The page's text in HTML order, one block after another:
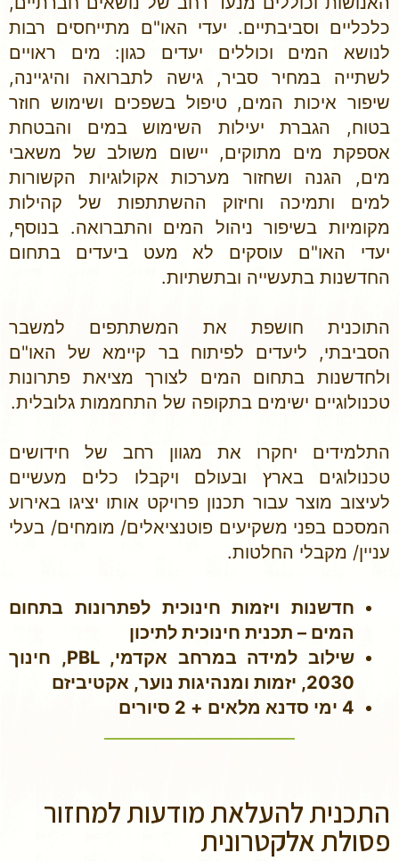
כלכליים וסביבתיים. יעדי האו"ם מתייחסים רבות
לנושא המים וכוללים יעדים כגון: מים ראויים
לשתייה במחיר סביר, גישה לתברואה והיגיינה,
שיפור איכות המים, טיפול בשפכים ושימוש חוזר
בטוח, הגברת יעילות השימוש במים והבטחת
אספקת מים מתוקים, יישום משולב של משאבי
מים, הגנה ושחזור מערכות אקולוגיות הקשורות
למים ותמיכה וחיזוק ההשתתפות של קהילות
מקומיות בשיפור ניהול המים והתברואה. בנוסף,
יעדי האו"ם עוסקים לא מעט ביעדים בתחום
החדשנות בתעשייה ובתשתיות.
התוכנית חושפת את המשתתפים למשבר
הסביבתי, ליעדים לפיתוח בר קיימא של האו"ם
ולחדשנות בתחום המים לצורך מציאת פתרונות
טכנולוגיים ישימים בתקופה של התחממות גלובלית.
התלמידים יחקרו את מגוון רחב של חידושים
טכנולוגים בארץ ובעולם ויקבלו כלים מעשיים
לעיצוב מוצר עבור תכנון פרויקט אותו יציגו באירוע
המסכם בפני משקיעים פוטנציאלים/ מומחים/ בעלי
עניין/ מקבלי החלטות.
חדשנות ויזמות חינוכית לפתרונות בתחום
המים – תכנית חינוכית לתיכון
שילוב למידה במרחב אקדמי, PBL, חינוך
2030, יזמות ומנהיגות נוער, אקטיביזם
4 ימי סדנא מלאים + 2 סיורים
התכנית להעלאת מודעות למחזור
פסולת אלקטרונית